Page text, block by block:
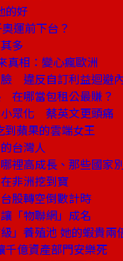
的好
運前下台？
多
真相：變心瘋歐洲
違反自訂利益迴避
在哪當包租公最賺？
眾化 蔡英文更頭痛
蘋果的雲端女王
台灣人
裡高成長、那些國家
非洲挖到寶
股轉空倒數計時
「物聯網」成名
」養殖池 她的蝦貴兩
千億資產部門安樂死